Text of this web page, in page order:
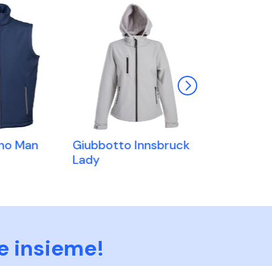
Man
Giubbotto Innsbruck
Lady
insieme!